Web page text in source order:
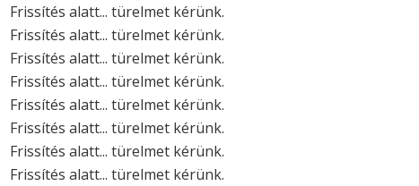
Frissítés alatt... türelmet kérünk.
Frissítés alatt... türelmet kérünk.
Frissítés alatt... türelmet kérünk.
Frissítés alatt... türelmet kérünk.
Frissítés alatt... türelmet kérünk.
Frissítés alatt... türelmet kérünk.
Frissítés alatt... türelmet kérünk.
Frissítés alatt... türelmet kérünk.